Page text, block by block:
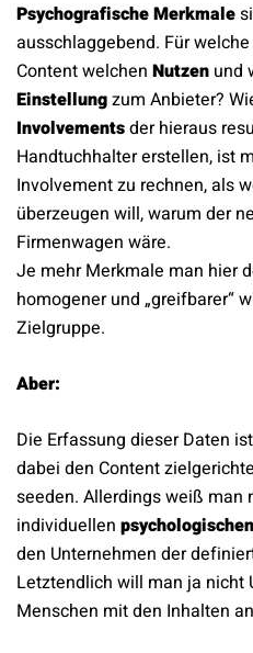
Psychografische Merkmale
ausschlaggebend. Für
Content welchen Nutzen und
Einstellungzum Anbieter?
Involvementsder hieraus
Handtuchhalter erstellen, ist
Involvement zu rechnen, als
überzeugen will, warum der
Firmenwagen wäre.
Je mehr Merkmale man hier
homogener und „greifbarer“
Zielgruppe.
Aber:
Die Erfassung dieser Daten
dabei den Content
seeden. Allerdings weiß man
individuellen
den Unternehmen der
Letztendlich will man ja nicht
Menschen mit den Inhalten